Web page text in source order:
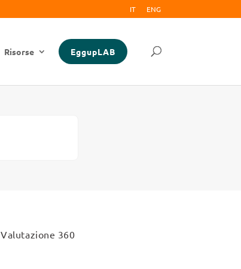
IT ENG
Risorse EggupLAB
Valutazione 360